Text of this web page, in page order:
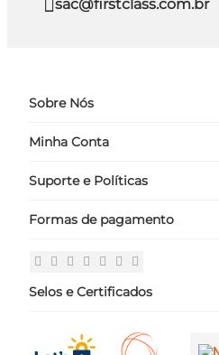
sac@firstclass.com.br
Sobre Nós
Quem Somos
Minha Conta
Meus Dados
Suporte e Políticas
Políticas
Fale Conosco
Formas de pagamento
Selos e Certificados